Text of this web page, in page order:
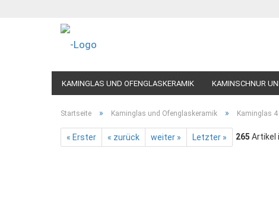
KAMINGLAS UND OFENGLASKERAMIK KAMINSCHNUR
Startseite » Kaminglas und Ofenglaskeramik » Kaminglas
« Erster « zurück weiter » Letzter » 265 Artikel